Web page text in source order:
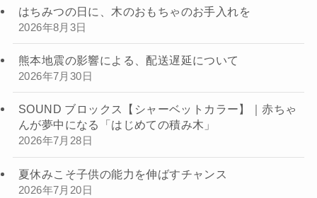
はちみつの日に、木のおもちゃのお手入れを
2026年8月3日
熊本地震の影響による、配送遅延について
2026年7月30日
SOUND ブロックス【シャーベットカラー】｜赤ちゃ
んが夢中になる「はじめての積み木」
2026年7月28日
夏休みこそ子供の能力を伸ばすチャンス
2026年7月20日